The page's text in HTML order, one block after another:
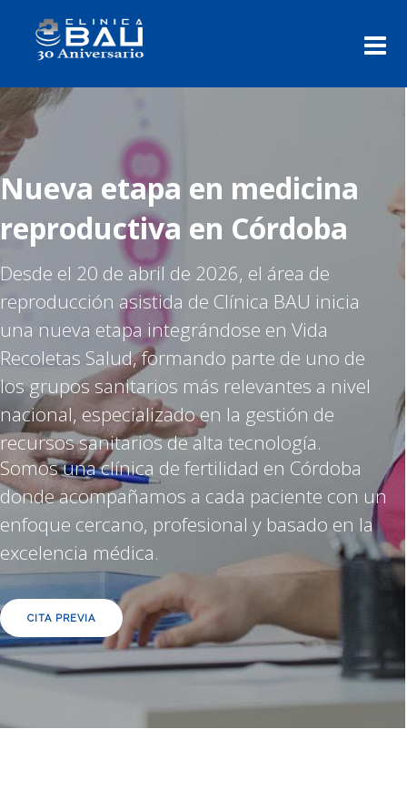
Nueva etapa en medicina
reproductiva en Córdoba
Desde el 20 de abril de 2026, el área de
reproducción asistida de Clínica BAU inicia
una nueva etapa integrándose en Vida
Recoletas Salud, formando parte de uno de
los grupos sanitarios más relevantes a nivel
nacional, especializado en la gestión de
recursos sanitarios de alta tecnología.
Somos una clínica de fertilidad en Córdoba
donde acompañamos a cada paciente con un
enfoque cercano, profesional y basado en la
excelencia médica.
CITA PREVIA